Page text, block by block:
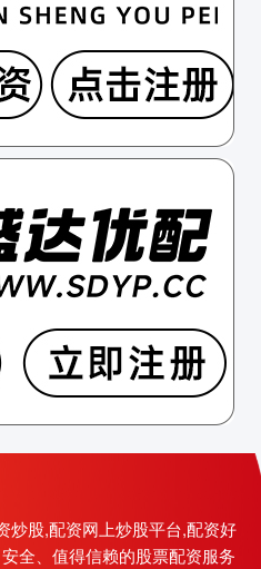
炒股,配资网上炒股平台,配资好
全、值得信赖的股票配资服务